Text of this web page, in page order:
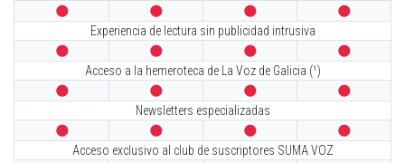
   
Experiencia de lectura sin publicidad intrusiva
   
Acceso a la hemeroteca de La Voz de Galicia (¹)
   
Newsletters especializadas
   
Acceso exclusivo al club de suscriptores SUMA VOZ